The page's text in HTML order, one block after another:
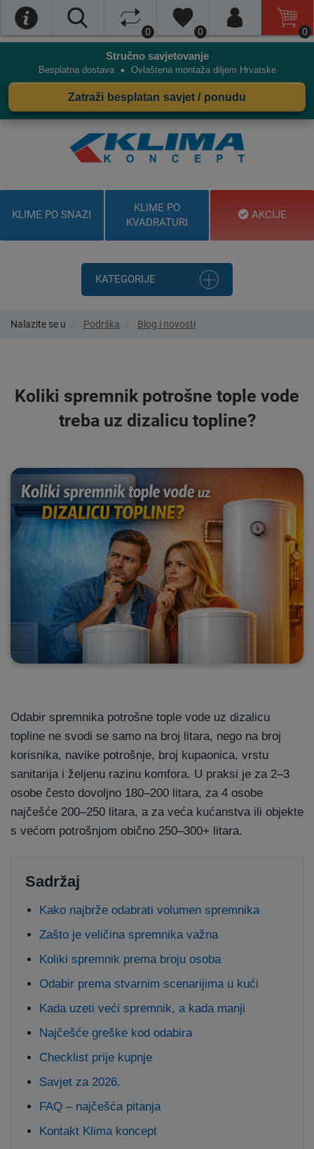
0 0 0
Stručno savjetovanje
Besplatna dostava • Ovlaštena montaža diljem Hrvatske
Zatraži besplatan savjet / ponudu
KLIME PO SNAZI
KLIME PO
KVADRATURI
AKCIJE
KATEGORIJE
Nalazite se u Podrška Blog i novosti
Koliki spremnik potrošne tople vode
treba uz dizalicu topline?
Odabir spremnika potrošne tople vode uz dizalicu
topline ne svodi se samo na broj litara, nego na broj
korisnika, navike potrošnje, broj kupaonica, vrstu
sanitarija i željenu razinu komfora. U praksi je za 2–3
osobe često dovoljno 180–200 litara, za 4 osobe
najčešće 200–250 litara, a za veća kućanstva ili objekte
s većom potrošnjom obično 250–300+ litara.
Sadržaj
Kako najbrže odabrati volumen spremnika
Zašto je veličina spremnika važna
Koliki spremnik prema broju osoba
Odabir prema stvarnim scenarijima u kući
Kada uzeti veći spremnik, a kada manji
Najčešće greške kod odabira
Checklist prije kupnje
Savjet za 2026.
FAQ – najčešća pitanja
Kontakt Klima koncept